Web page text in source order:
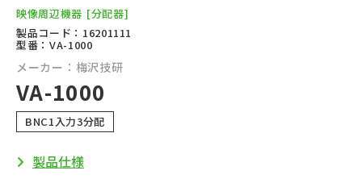
映像周辺機器 [分配器]
製品コード：16201111
型番：VA-1000
メーカー：梅沢技研
VA-1000
BNC1入力3分配
製品仕様